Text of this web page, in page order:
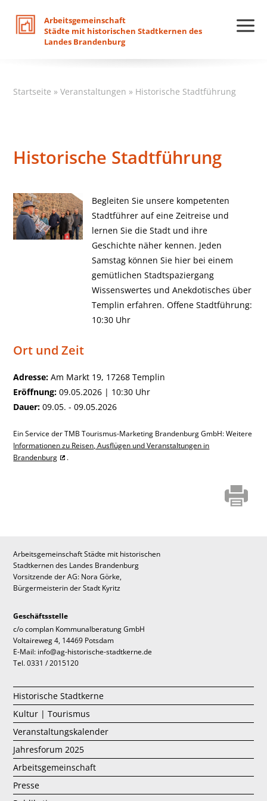
Arbeitsgemeinschaft
Städte mit historischen Stadtkernen des
Landes Brandenburg
Startseite »Veranstaltungen » Historische Stadtführung
Historische Stadtführung
Begleiten Sie unsere kompetenten
Stadtführer auf eine Zeitreise und
lernen Sie die Stadt und ihre
Geschichte näher kennen. Jeden
Samstag können Sie hier bei einem
gemütlichen Stadtspaziergang
Wissenswertes und Anekdotisches über
Templin erfahren. Offene Stadtführung:
10:30 Uhr
Ort und Zeit
Adresse: Am Markt 19, 17268 Templin
Eröffnung: 09.05.2026 | 10:30 Uhr
Dauer: 09.05. - 09.05.2026
Ein Service der TMB Tourismus-Marketing Brandenburg GmbH: Weitere
Informationen zu Reisen, Ausflügen und Veranstaltungen in
Brandenburg
.
Arbeitsgemeinschaft Städte mit historischen
Stadtkernen des Landes Brandenburg
Vorsitzende der AG: Nora Görke,
Bürgermeisterin der Stadt Kyritz
Geschäftsstelle
c/o complan Kommunalberatung GmbH
Voltaireweg 4, 14469 Potsdam
E-Mail: info@ag-historische-stadtkerne.de
Tel. 0331 / 2015120
Historische Stadtkerne
Kultur | Tourismus
Veranstaltungskalender
Jahresforum 2025
Arbeitsgemeinschaft
Presse